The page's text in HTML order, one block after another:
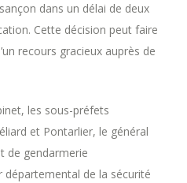
dans un délai de deux
Cette décision peut faire
recours gracieux auprès de
les sous-préfets
et Pontarlier, le général
de gendarmerie
de la sécurité